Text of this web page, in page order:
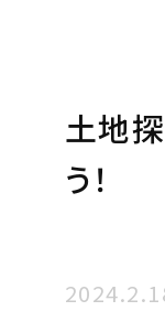
土地
う！